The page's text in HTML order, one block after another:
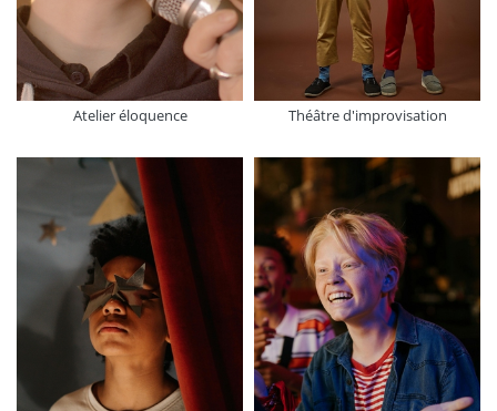
Atelier éloquence Théâtre d'improvisation